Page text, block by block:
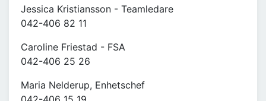
Jessica Kristiansson - Teamledare
042-406 82 11
Caroline Friestad - FSA
042-406 25 26
Maria Nelderup, Enhetschef